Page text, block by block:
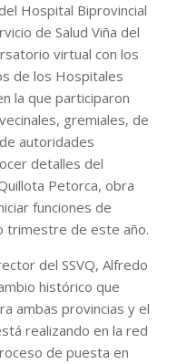
Hospital Biprovincial
de Salud Viña del
virtual con los
de los Hospitales
la que participaron
gremiales, de
autoridades
detalles del
Petorca, obra
funciones de
trimestre de este año.
del SSVQ, Alfredo
histórico que
ambas provincias y el
realizando en la red
de puesta en